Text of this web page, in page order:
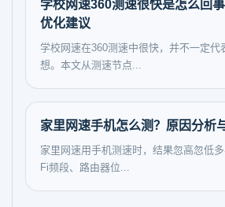
学校网速360测速很快是怎么回
优化建议
学校网速在360测速中很快，并不一定代
想。本文从测速节点...
家里网速手机怎么测？原因分析
家里网速用手机测速时，结果忽高忽低
Fi频段、路由器位...